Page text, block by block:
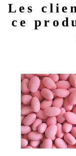
Les
ce